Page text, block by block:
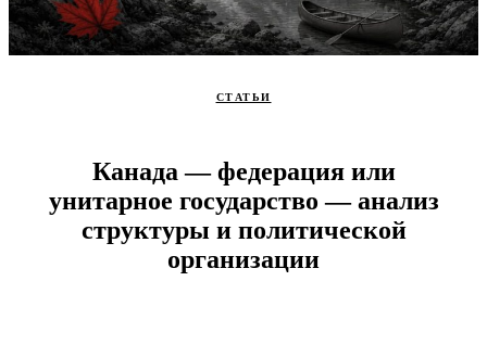
СТАТЬИ
Канада — федерация или
унитарное государство — анализ
структуры и политической
организации